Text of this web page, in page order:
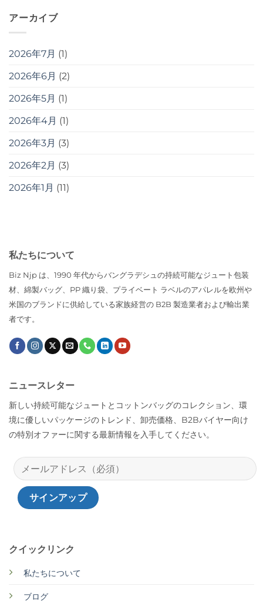
アーカイブ
2026年7月 (1)
2026年6月 (2)
2026年5月 (1)
2026年4月 (1)
2026年3月 (3)
2026年2月 (3)
2026年1月 (11)
私たちについて
Biz Njp は、1990 年代からバングラデシュの持続可能なジュート包装
材、綿製バッグ、PP 織り袋、プライベート ラベルのアパレルを欧州や
米国のブランドに供給している家族経営の B2B 製造業者および輸出業
者です。
クイックリンク
私たちについて
ブログ
ニュースレター
新しい持続可能なジュートとコットンバッグのコレクション、環
境に優しいパッケージのトレンド、卸売価格、B2Bバイヤー向け
の特別オファーに関する最新情報を入手してください。